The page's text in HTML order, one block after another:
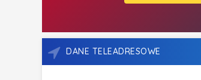
DANE TELEADRESOWE